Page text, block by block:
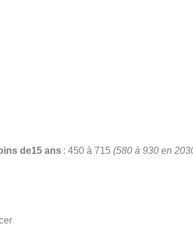
de15 ans : 450 à 715 (580 à 930 en